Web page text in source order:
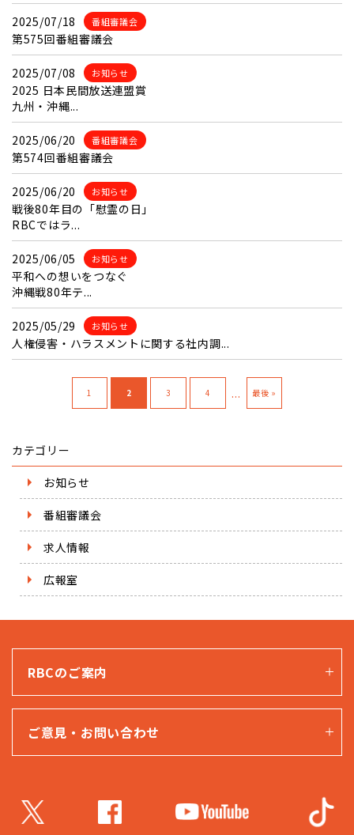
2025/07/18 番組審議会
第575回番組審議会
2025/07/08 お知らせ
2025 日本民間放送連盟賞
九州・沖縄...
2025/06/20 番組審議会
第574回番組審議会
2025/06/20 お知らせ
戦後80年目の「慰霊の日」
RBCではラ...
2025/06/05 お知らせ
平和への想いをつなぐ
沖縄戦80年テ...
2025/05/29 お知らせ
人権侵害・ハラスメントに関する社内調...
1 2 3 4 ... 最後 »
カテゴリー
お知らせ
番組審議会
求人情報
広報室
RBCのご案内
ご意見・お問い合わせ